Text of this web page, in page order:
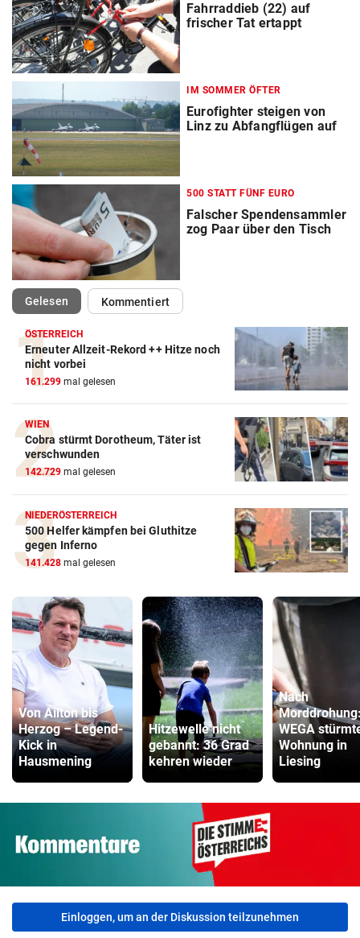
Fahrraddieb (22) auf
frischer Tat ertappt
IM SOMMER ÖFTER
Eurofighter steigen von
Linz zu Abfangflügen auf
500 STATT FÜNF EURO
Falscher Spendensammler
zog Paar über den Tisch
Gelesen(ausgewählt)Kommentiert
ÖSTERREICH
Erneuter Allzeit-Rekord ++ Hitze noch
nicht vorbei
161.299 mal gelesen
WIEN
Cobra stürmt Dorotheum, Täter ist
verschwunden
142.729 mal gelesen
NIEDERÖSTERREICH
500 Helfer kämpfen bei Gluthitze
gegen Inferno
141.428 mal gelesen
Von Ailton bis
Herzog – Legend-
Kick in
Hausmening
Hitzewelle nicht
gebannt: 36 Grad
kehren wieder
Nach
WEGA
Wohnung in
Liesing
Einloggen, um an der Diskussion teilzunehmen